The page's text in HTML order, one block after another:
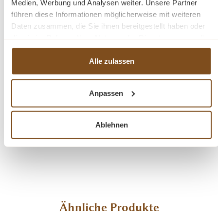
Medien, Werbung und Analysen weiter. Unsere Partner
führen diese Informationen möglicherweise mit weiteren
Daten zusammen, die Sie ihnen bereitgestellt haben oder
haben.
Alle zulassen
Anpassen
Ablehnen
Landhausstil
Tischplatte 100% Kiefernholz
Oberflächen und Farben sind frei wählbar. 36 Farben und 8
Abmessungen und Sonderanfertigungen sind möglich.Bitte
Menü schließen
Der Esstisch im Landhausstil wird aus 100% massiven
Produktgalerie überspringen
Ähnliche Produkte